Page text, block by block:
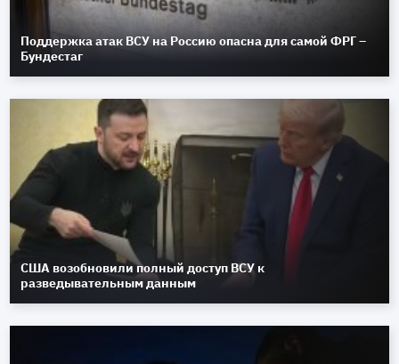
Поддержка атак ВСУ на Россию опасна для самой ФРГ –
Бундестаг
США возобновили полный доступ ВСУ к
разведывательным данным